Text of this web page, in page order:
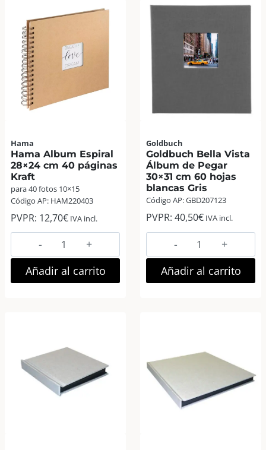
Hama
Hama Album Espiral
28×24 cm 40 páginas
Kraft
para 40 fotos 10×15
Código AP: HAM220403
PVPR: 12,70€ IVA incl.
Hama
Album
Espiral
28×24
cantidad
Añadir al carrito
Goldbuch
Goldbuch Bella Vista
Álbum de Pegar
30×31 cm 60 hojas
blancas Gris
Código AP: GBD207123
PVPR: 40,50€ IVA incl.
Goldbuch
Bella
Vista
Álbum
60
blancas
Gris
Añadir al carrito